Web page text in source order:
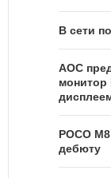
В сети
AOC
POCO
дебюту